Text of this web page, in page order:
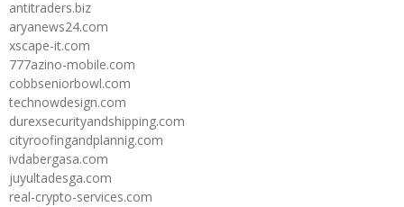
antitraders.biz
aryanews24.com
xscape-it.com
777azino-mobile.com
cobbseniorbowl.com
technowdesign.com
durexsecurityandshipping.com
cityroofingandplannig.com
ivdabergasa.com
juyultadesga.com
real-crypto-services.com